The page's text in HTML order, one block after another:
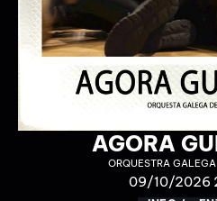
O CHOW
COLECTIVO
17/10/2026
+ INFO / +